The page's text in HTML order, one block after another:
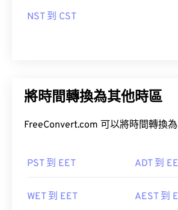
NST 到 CST
將時間轉換為其他時區
FreeConvert.com 可以將時間轉換
PST 到 EET ADT 到
WET 到 EET AEST 到